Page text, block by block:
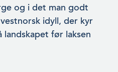
og i det man godt
idyll, der kyr
før laksen